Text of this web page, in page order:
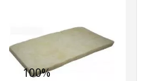
100%